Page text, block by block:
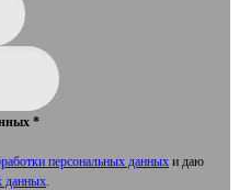
*
персональных данных и даю
данных.